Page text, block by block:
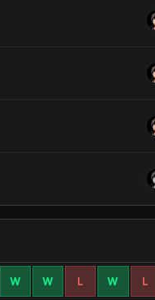
W W L W L